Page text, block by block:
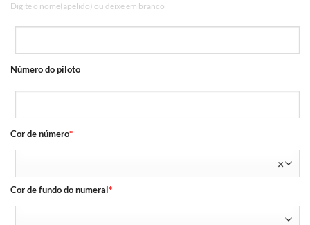
Digite o nome(apelido) ou deixe em branco
Número do piloto
Cor de número*
×
Cor de fundo do numeral*